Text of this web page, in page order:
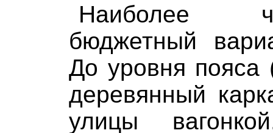
Наиболее
бюджетный
До уровня пояса
деревянный
улицы